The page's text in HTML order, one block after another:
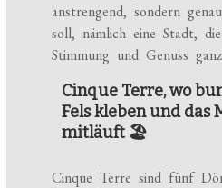
anstrengend, sondern
soll, nämlich eine Stadt,
Stimmung und Genuss
Cinque Terre, wo
Fels kleben und das
mitläuft 🏖️
Cinque Terre sind fünf